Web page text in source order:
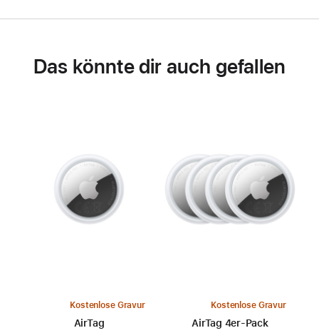
Das könnte dir auch gefallen
Kostenlose Gravur
AirTag
Kostenlose Gravur
AirTag 4er-Pack